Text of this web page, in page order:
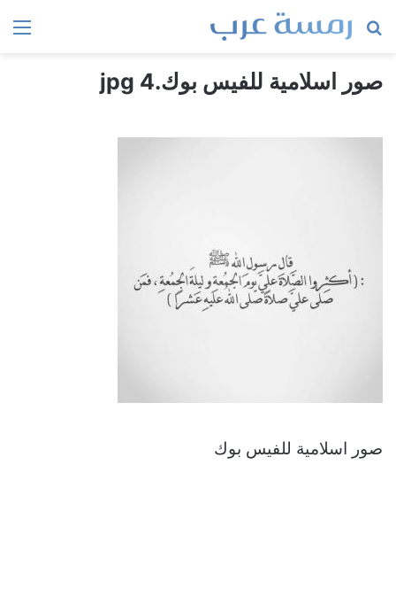
بحث
صور اسلامية للفيس بوك.jpg 4
صور اسلامية للفيس بوك